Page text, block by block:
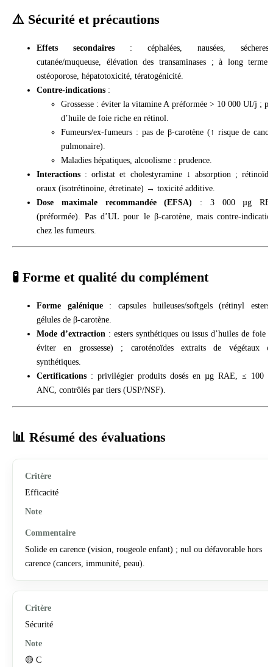
⚠️ Sécurité et précautions
Effets secondaires : céphalées, nausées,
cutanée/muqueuse, élévation des transaminases ; à long terme
ostéoporose, hépatotoxicité, tératogénicité.
Contre-indications :
Grossesse : éviter la vitamine A préformée > 10 000 UI/j ;
d’huile de foie riche en rétinol.
Fumeurs/ex-fumeurs : pas de β-carotène (↑ risque de
pulmonaire).
Maladies hépatiques, alcoolisme : prudence.
Interactions : orlistat et cholestyramine ↓ absorption ;
oraux (isotrétinoïne, étretinate) → toxicité additive.
Dose maximale recommandée (EFSA) : 3 000 µg
(préformée). Pas d’UL pour le β-carotène, mais contre-
chez les fumeurs.
🧪 Forme et qualité du complément
Forme galénique: capsules huileuses/softgels (rétinyl
gélules de β-carotène.
Mode d’extraction: esters synthétiques ou issus d’huiles de foie
éviter en grossesse) ; caroténoïdes extraits de végétaux
synthétiques.
Certifications : privilégier produits dosés en µg RAE, ≤ 100
ANC, contrôlés par tiers (USP/NSF).
📊 Résumé des évaluations
Efficacité
Solide en carence (vision, rougeole enfant) ; nul ou défavorable hors
carence (cancers, immunité, peau).
Sécurité
🟡 C